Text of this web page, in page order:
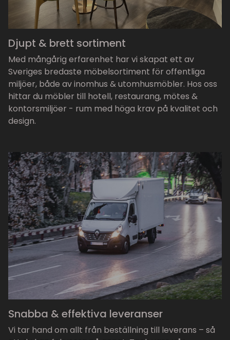
Djupt & brett sortiment
Med mångårig erfarenhet har vi skapat ett av
Sveriges bredaste möbelsortiment för offentliga
miljöer, både av inomhus & utomhusmöbler. Hos oss
hittar du möbler till hotell, restaurang, mötes &
kontorsmiljöer - rum med höga krav på kvalitet och
design.
Snabba & effektiva leveranser
Vi tar hand om allt från beställning till leverans – så